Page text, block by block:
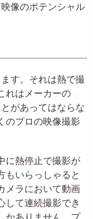
像のポテンシャル
す。それは熱で撮
れはメーカーの
があってはならな
のプロの映像撮影
に熱停止で撮影が
もいらっしゃると
メラにおいて動画
して連続撮影でき